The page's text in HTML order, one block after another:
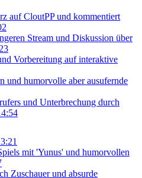
auf CloutPP und kommentiert
Stream und Diskussion über
Vorbereitung auf interaktive
und humorvolle aber ausufernde
und Unterbrechung durch
mit 'Yunus' und humorvollen
Zuschauer und absurde